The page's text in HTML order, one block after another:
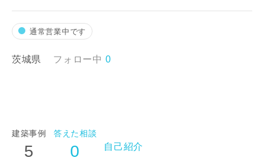
通常営業中です
茨城県 フォロー中 0
建築事例
5
答えた相談
0 自己紹介